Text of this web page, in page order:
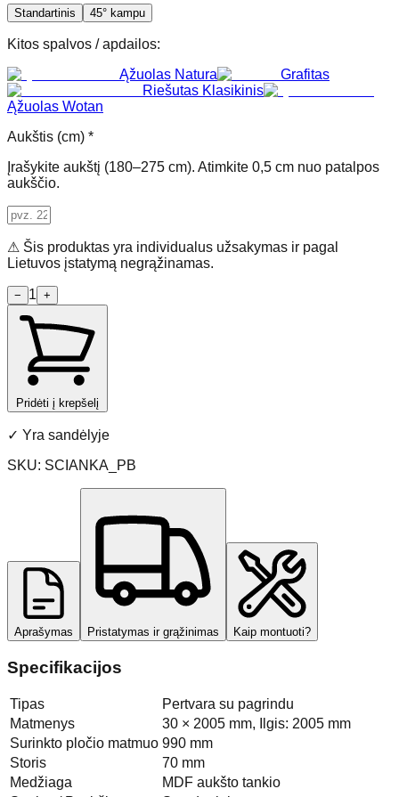
Standartinis 45° kampu
Kitos spalvos / apdailos:
Ąžuolas Natura
Grafitas
Riešutas Klasikinis
Ąžuolas Wotan
Aukštis (cm) *
Įrašykite aukštį (180–275 cm). Atimkite 0,5 cm nuo patalpos
aukščio.
⚠ Šis produktas yra individualus užsakymas ir pagal
Lietuvos įstatymą negrąžinamas.
− 1 +
Pridėti į krepšelį
✓ Yra sandėlyje
SKU: SCIANKA_PB
Aprašymas Pristatymas ir grąžinimas Kaip montuoti?
Specifikacijos
Tipas
Pertvara su pagrindu
Matmenys
30 × 2005 mm, Ilgis: 2005 mm
Surinkto pločio matmuo 990 mm
Storis
70 mm
Medžiaga
MDF aukšto tankio